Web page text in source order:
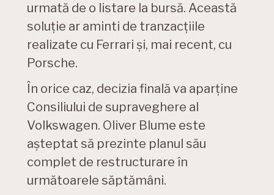
urmată de o listare la bursă. Această
soluție ar aminti de tranzacțiile
realizate cu Ferrari și, mai recent, cu
Porsche.
În orice caz, decizia finală va aparține
Consiliului de supraveghere al
Volkswagen. Oliver Blume este
așteptat să prezinte planul său
complet de restructurare în
următoarele săptămâni.